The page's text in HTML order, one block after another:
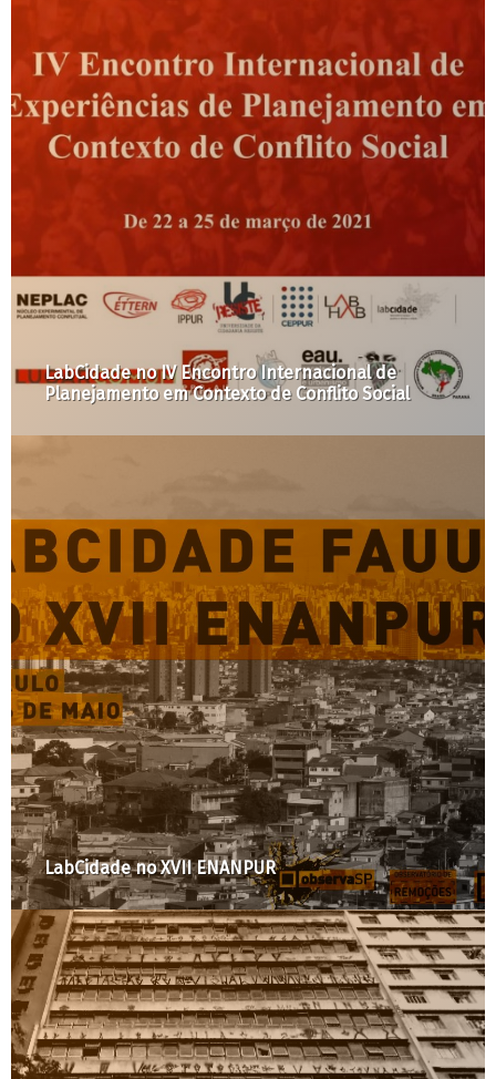
Faculdades de arquitetura e urbanismo discutem
PIU Setor Central
Políticas urbanas e habitacionais com foco em
gênero – como fazer?